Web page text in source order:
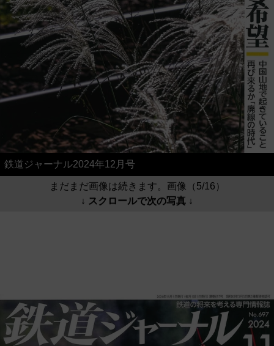
鉄道ジャーナル2024年12月号
まだまだ画像は続きます。画像（5/16）
↓ スクロールで次の写真 ↓